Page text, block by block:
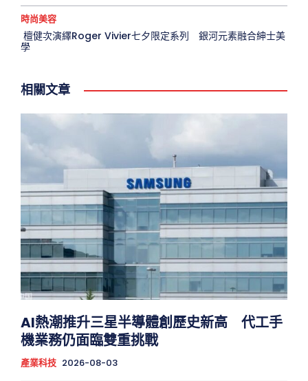
時尚美容
檀健次演繹Roger Vivier七夕限定系列 銀河元素融合紳士美
學
相關文章
AI熱潮推升三星半導體創歷史新高 代工手
機業務仍面臨雙重挑戰
產業科技 2026-08-03